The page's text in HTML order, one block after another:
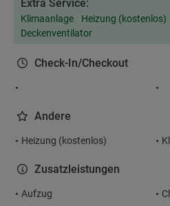
Extra Service:
Klimaanlage Heizung (kostenlos)
Deckenventilator
Check-In/Checkout
Andere
Heizung (kostenlos)
Zusatzleistungen
Aufzug